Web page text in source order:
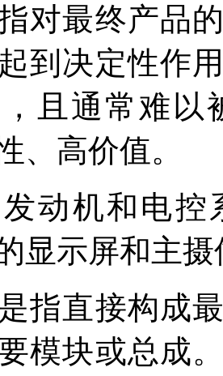
对最终产品
到决定性作
且通常难
、高价值。
动机和电控
显示屏和主
指直接构成
模块或总成